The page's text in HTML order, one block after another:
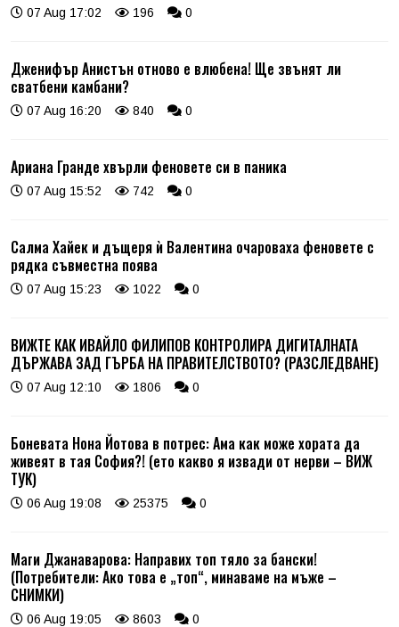
07 Aug 17:02 196 0
Дженифър Анистън отново е влюбена! Ще звънят ли
сватбени камбани?
07 Aug 16:20 840 0
Ариана Гранде хвърли феновете си в паника
07 Aug 15:52 742 0
Салма Хайек и дъщеря ѝ Валентина очароваха феновете с
рядка съвместна поява
07 Aug 15:23 1022 0
ВИЖТЕ КАК ИВАЙЛО ФИЛИПОВ КОНТРОЛИРА ДИГИТАЛНАТА
ДЪРЖАВА ЗАД ГЪРБА НА ПРАВИТЕЛСТВОТО? (РАЗСЛЕДВАНЕ)
07 Aug 12:10 1806 0
Боневата Нона Йотова в потрес: Ама как може хората да
живеят в тая София?! (ето какво я извади от нерви – ВИЖ
ТУК)
06 Aug 19:08 25375 0
Маги Джанаварова: Направих топ тяло за бански!
(Потребители: Ако това е „топ“, минаваме на мъже –
СНИМКИ)
06 Aug 19:05 8603 0